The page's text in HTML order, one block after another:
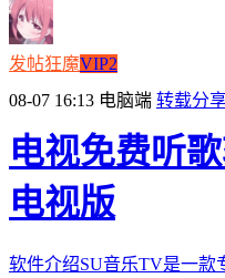
发帖狂魔VIP2
08-07 16:13 电脑端 转载分
电视免费听
电视版
软件介绍SU音乐TV是一款